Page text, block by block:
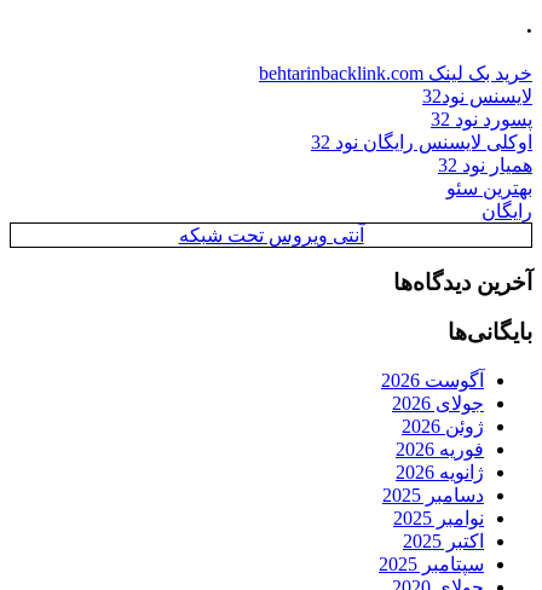
.
خرید بک لینک behtarinbacklink.com
لایسنس نود32
پسورد نود 32
اوکلی لایسنس رایگان نود 32
همیار نود 32
بهترین سئو
رایگان
آنتی ویروس تحت شبکه
آخرین دیدگاه‌ها
بایگانی‌ها
آگوست 2026
جولای 2026
ژوئن 2026
فوریه 2026
ژانویه 2026
دسامبر 2025
نوامبر 2025
اکتبر 2025
سپتامبر 2025